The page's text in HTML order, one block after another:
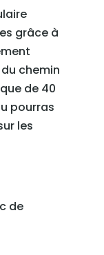
grâce à
chemin
de 40
pourras
les
de